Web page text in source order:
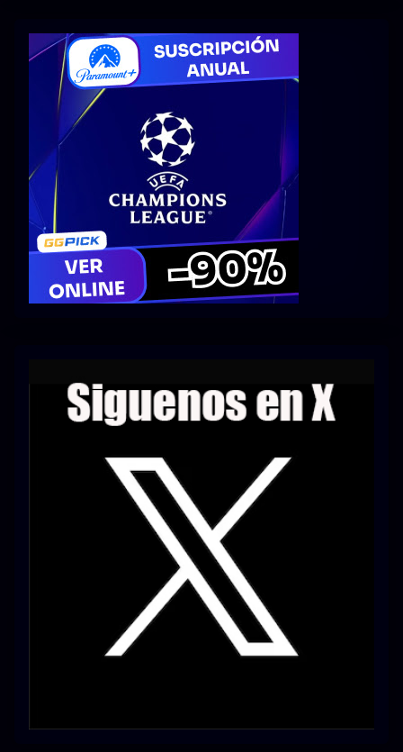
Series 720p 2160p 4K SDR
Series 1080p 60 FPS
¿COMO DESCARGAR?
TIPOS DE CALIDADES
VIP